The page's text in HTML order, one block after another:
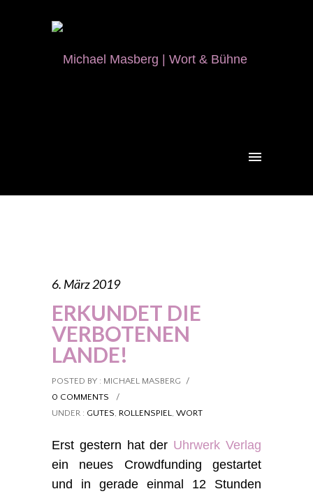
6. März 2019
ERKUNDET DIE
VERBOTENEN
LANDE!
POSTED BY : MICHAEL MASBERG
/
0 COMMENTS
/
UNDER : GUTES, ROLLENSPIEL, WORT
Erst gestern hat der Uhrwerk Verlag
ein neues Crowdfunding gestartet
und in gerade einmal 12 Stunden